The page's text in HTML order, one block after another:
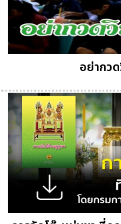
อย่ากว